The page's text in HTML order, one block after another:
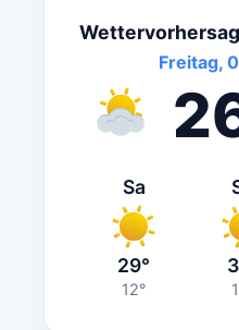
Freitag,
Sa
29°
12°